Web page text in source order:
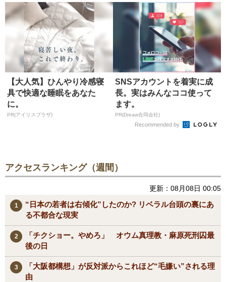
【大人気】ひんやり冷感寝
具で快適な睡眠をあなた
に。
PR(アイリスプラザ)
SNSアカウントを着実に成
長。実はみんなココ使って
ます。
PR(Dreaw合同会社)
Recommended by
アクセスランキング（週間）
更新：08月08日 00:05
“日本の若者は右傾化”したのか? リベラル台頭の裏にあ
る不都合な現実
「チクショー。やめろ」 オウム真理教・麻原死刑囚最
後の日
「大阪都構想」が反対派からこれほど“毛嫌い”される理
由